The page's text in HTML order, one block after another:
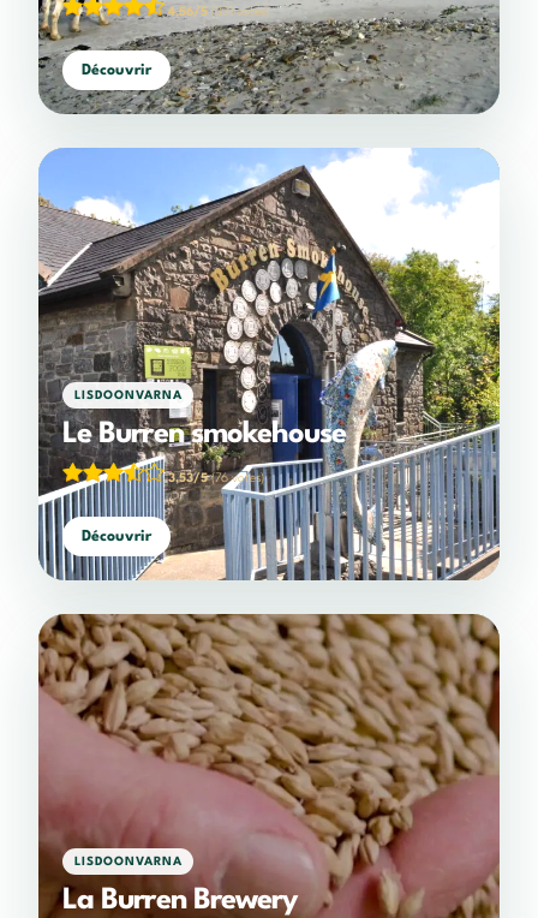
4,56/5 (331 votes)
Découvrir
LISDOONVARNA
Le Burren smokehouse
3,53/5(76 votes)
Découvrir
LISDOONVARNA
La Burren Brewery